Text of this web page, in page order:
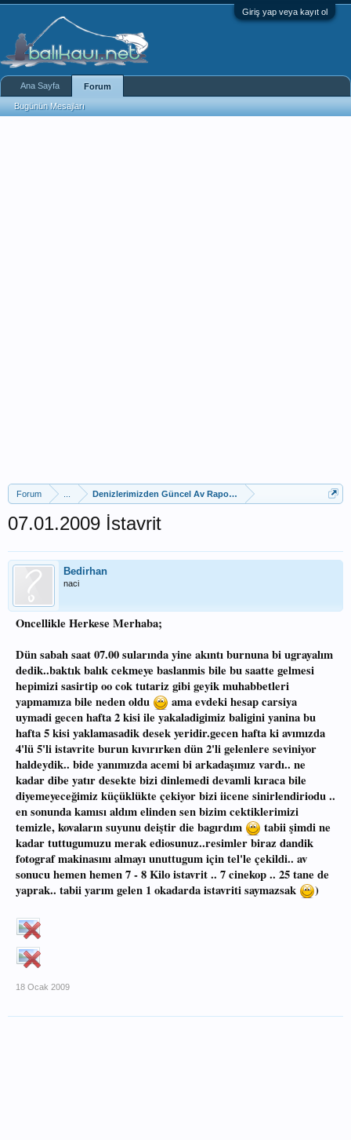
Giriş yap veya kayıt ol
Forum Denizlerimizden Güncel Av Raporları
07.01.2009 İstavrit
Bedirhan
naci
Oncellikle Herkese Merhaba;
Dün sabah saat 07.00 sularında yine akıntı burnuna bi ugrayalım
dedik..baktık balık cekmeye baslanmis bile bu saatte gelmesi
hepimizi sasirtip oo cok tutariz gibi geyik muhabbetleri
yapmamıza bile neden oldu
ama evdeki hesap carsiya
uymadi gecen hafta 2 kisi ile yakaladigimiz baligini yanina bu
hafta 5 kisi yaklamasadik desek yeridir.gecen hafta ki avımızda
4'lü 5'li istavrite burun kıvırırken dün 2'li gelenlere seviniyor
haldeydik.. bide yanımızda acemi bi arkadaşımız vardı.. ne
kadar dibe yatır desekte bizi dinlemedi devamli kıraca bile
diyemeyeceğimiz küçüklükte çekiyor bizi iicene sinirlendiriodu ..
en sonunda kamısı aldım elinden sen bizim cektiklerimizi
temizle, kovaların suyunu deiştir die bagırdım
tabii şimdi ne
kadar tuttugumuzu merak ediosunuz..resimler biraz dandik
fotograf makinasını almayı unuttugum için tel'le çekildi.. av
sonucu hemen hemen 7 - 8 Kilo istavrit .. 7 cinekop .. 25 tane de
yaprak.. tabii yarım gelen 1 okadarda istavriti saymazsak
)
18 Ocak 2009
Ana Sayfa Forum
Bugünün Mesajları